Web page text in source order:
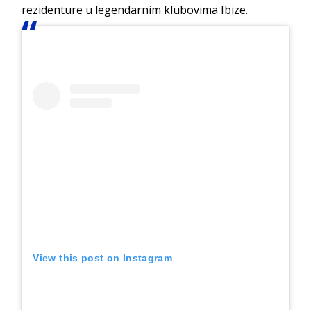
rezidenture u legendarnim klubovima Ibize.
View this post on Instagram